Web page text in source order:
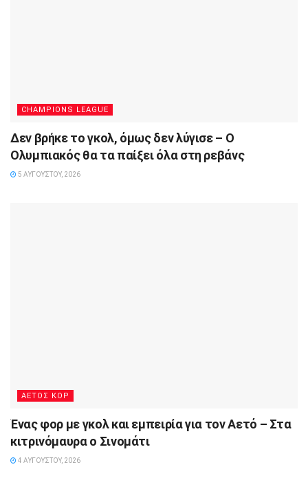
CHAMPIONS LEAGUE
Δεν βρήκε το γκολ, όμως δεν λύγισε – Ο
Ολυμπιακός θα τα παίξει όλα στη ρεβάνς
5 ΑΥΓΟΎΣΤΟΥ, 2026
ΑΕΤΟΣ ΚΟΡ
Ένας φορ με γκολ και εμπειρία για τον Αετό – Στα
κιτρινόμαυρα ο Σινομάτι
4 ΑΥΓΟΎΣΤΟΥ, 2026